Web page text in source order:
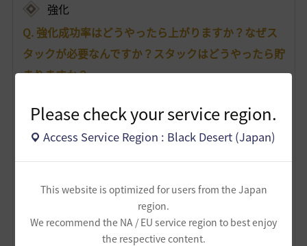
Please check your service region.
Access Service Region : Black Desert (Japan)
This website is optimized for users from the Japan
region.
We recommend the NA / EU service region to best enjoy
the respective content.
強化
Q. 強化成功率はどうやったら上がりますか？なぜス
タックが必要なんですか？スタックはどうやったら貯
まりますか？
Q. 「始まりのブラックストーン」が余ってしまいま
した。何か使い道はありませんか？もしくは売るこ
てしまいました。耐久度は、どこで修理/復旧できま
すか？また、装備ごとに必要な材料があれば知りた